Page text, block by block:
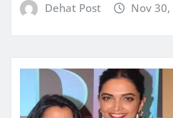
Dehat Post Nov 30,